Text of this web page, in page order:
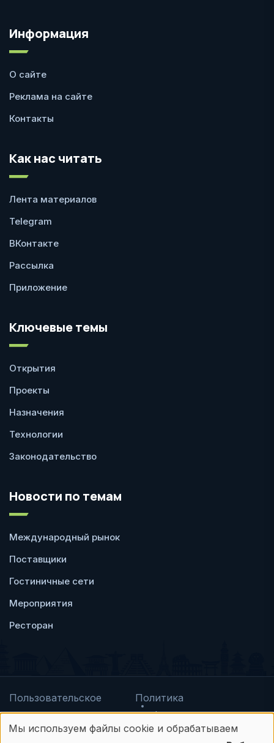
Информация
О сайте
Реклама на сайте
Контакты
Как нас читать
Лента материалов
Telegram
ВКонтакте
Рассылка
Приложение
Ключевые темы
Открытия
Проекты
Назначения
Технологии
Законодательство
Новости по темам
Международный рынок
Поставщики
Гостиничные сети
Мероприятия
Ресторан
Пользовательское
соглашение
Политика
конфиденциальности
© Frontdesk.ru, 2006-2026
Мы используем файлы cookie и обрабатываем